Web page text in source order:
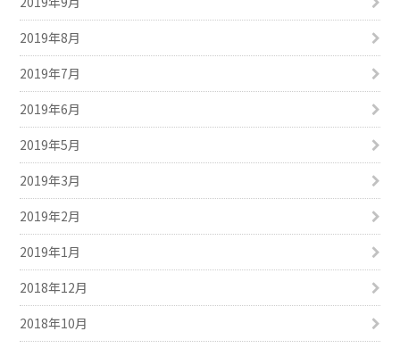
2019年8月
2019年7月
2019年6月
2019年5月
2019年3月
2019年2月
2019年1月
2018年12月
2018年10月